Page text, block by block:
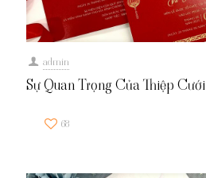
admin
Sự Quan Trọng Của Thiệp Cưới
68